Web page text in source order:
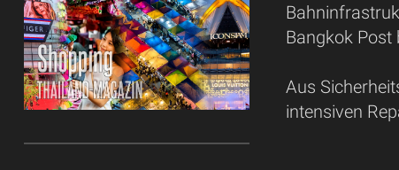
Bangkok Post
Aus
intensiven